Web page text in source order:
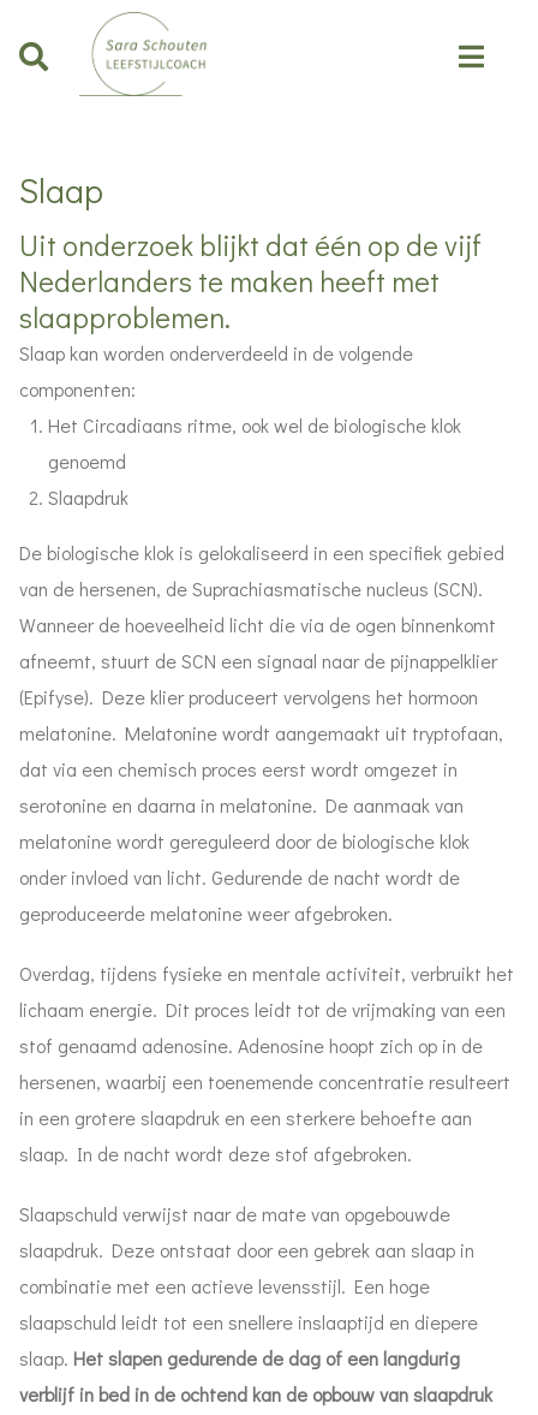
Slaap
Uit onderzoek blijkt dat één op de vijf
Nederlanders te maken heeft met
slaapproblemen.
Slaap kan worden onderverdeeld in de volgende
componenten:
Het Circadiaans ritme, ook wel de biologische klok
genoemd
Slaapdruk
De biologische klok is gelokaliseerd in een specifiek gebied
van de hersenen, de Suprachiasmatische nucleus (SCN).
Wanneer de hoeveelheid licht die via de ogen binnenkomt
afneemt, stuurt de SCN een signaal naar de pijnappelklier
(Epifyse). Deze klier produceert vervolgens het hormoon
melatonine. Melatonine wordt aangemaakt uit tryptofaan,
dat via een chemisch proces eerst wordt omgezet in
serotonine en daarna in melatonine. De aanmaak van
melatonine wordt gereguleerd door de biologische klok
onder invloed van licht. Gedurende de nacht wordt de
geproduceerde melatonine weer afgebroken.
Overdag, tijdens fysieke en mentale activiteit, verbruikt het
lichaam energie. Dit proces leidt tot de vrijmaking van een
stof genaamd adenosine. Adenosine hoopt zich op in de
hersenen, waarbij een toenemende concentratie resulteert
in een grotere slaapdruk en een sterkere behoefte aan
slaap. In de nacht wordt deze stof afgebroken.
Slaapschuld verwijst naar de mate van opgebouwde
slaapdruk. Deze ontstaat door een gebrek aan slaap in
combinatie met een actieve levensstijl. Een hoge
slaapschuld leidt tot een snellere inslaaptijd en diepere
slaap. Het slapen gedurende de dag of een langdurig
verblijf in bed in de ochtend kan de opbouw van slaapdruk